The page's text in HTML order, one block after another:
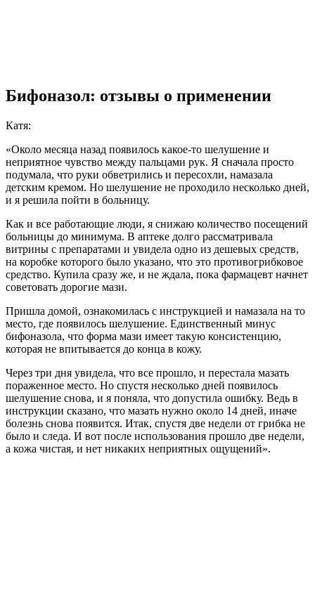
Бифоназол: отзывы о применении
Катя:
«Около месяца назад появилось какое-то шелушение и
неприятное чувство между пальцами рук. Я сначала просто
подумала, что руки обветрились и пересохли, намазала
детским кремом. Но шелушение не проходило несколько дней,
и я решила пойти в больницу.
Как и все работающие люди, я снижаю количество посещений
больницы до минимума. В аптеке долго рассматривала
витрины с препаратами и увидела одно из дешевых средств,
на коробке которого было указано, что это противогрибковое
средство. Купила сразу же, и не ждала, пока фармацевт начнет
советовать дорогие мази.
Пришла домой, ознакомилась с инструкцией и намазала на то
место, где появилось шелушение. Единственный минус
бифоназола, что форма мази имеет такую консистенцию,
которая не впитывается до конца в кожу.
Через три дня увидела, что все прошло, и перестала мазать
пораженное место. Но спустя несколько дней появилось
шелушение снова, и я поняла, что допустила ошибку. Ведь в
инструкции сказано, что мазать нужно около 14 дней, иначе
болезнь снова появится. Итак, спустя две недели от грибка не
было и следа. И вот после использования прошло две недели,
а кожа чистая, и нет никаких неприятных ощущений».